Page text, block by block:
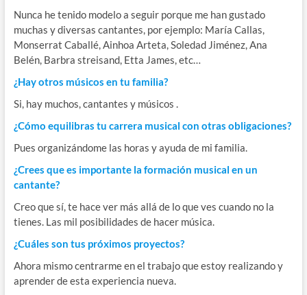
Nunca he tenido modelo a seguir porque me han gustado
muchas y diversas cantantes, por ejemplo: María Callas,
Monserrat Caballé, Ainhoa Arteta, Soledad Jiménez, Ana
Belén, Barbra streisand, Etta James, etc…
¿Hay otros músicos en tu familia?
Si, hay muchos, cantantes y músicos .
¿Cómo equilibras tu carrera musical con otras obligaciones?
Pues organizándome las horas y ayuda de mi familia.
¿Crees que es importante la formación musical en un
cantante?
Creo que sí, te hace ver más allá de lo que ves cuando no la
tienes. Las mil posibilidades de hacer música.
¿Cuáles son tus próximos proyectos?
Ahora mismo centrarme en el trabajo que estoy realizando y
aprender de esta experiencia nueva.